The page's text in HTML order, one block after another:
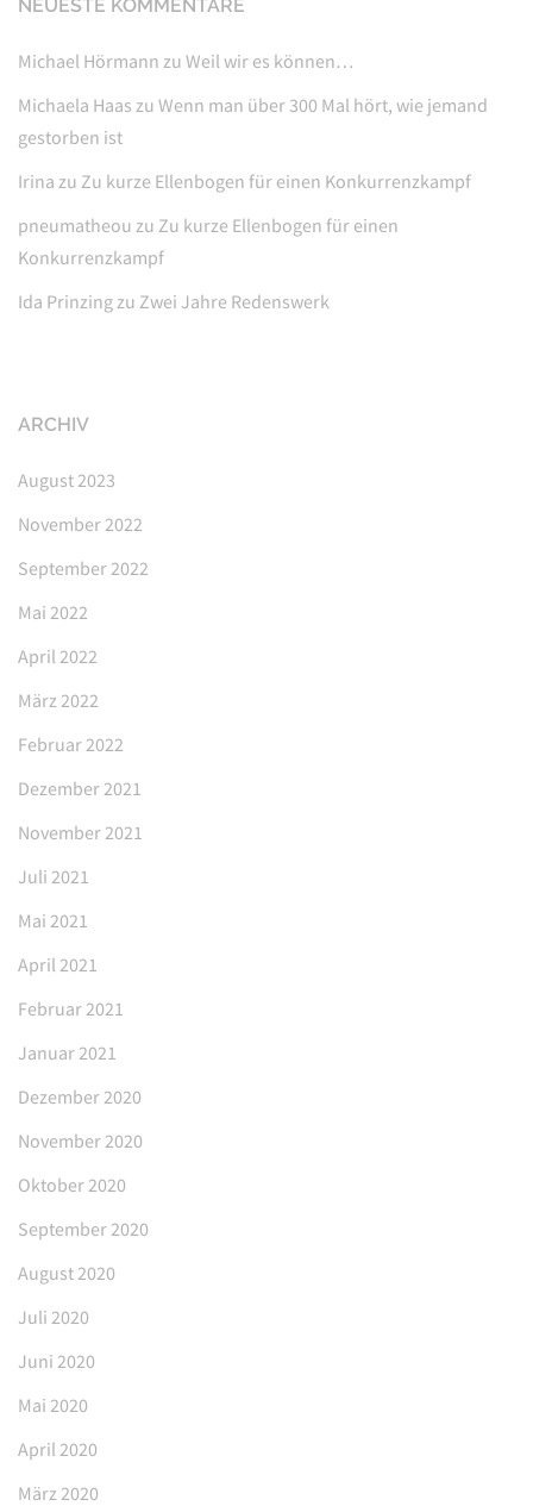
NEUESTE KOMMENTARE
Michael Hörmann zu Weil wir es können…
Michaela Haas zu Wenn man über 300 Mal hört, wie jemand
gestorben ist
Irina zu Zu kurze Ellenbogen für einen Konkurrenzkampf
pneumatheou zu Zu kurze Ellenbogen für einen
Konkurrenzkampf
Ida Prinzing zu Zwei Jahre Redenswerk
ARCHIV
August 2023
November 2022
September 2022
Mai 2022
April 2022
März 2022
Februar 2022
Dezember 2021
November 2021
Juli 2021
Mai 2021
April 2021
Februar 2021
Januar 2021
Dezember 2020
November 2020
Oktober 2020
September 2020
August 2020
Juli 2020
Juni 2020
Mai 2020
April 2020
März 2020